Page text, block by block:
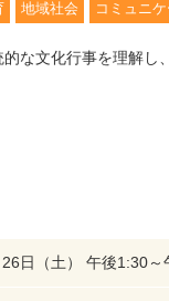
地域社会 コミュニ
的な文化行事を理解し
日（土） 午後1:30～